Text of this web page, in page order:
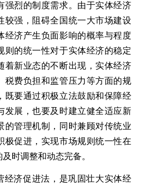
强烈的制度需求。由于实体经济
较强，阻碍全国统一大市场建设
经济产生负面影响的概率与程度
则的统一性对于实体经济的稳定
着新业态的不断出现，实体经济
税费负担和监管压力等方面的规
既要通过积极立法鼓励和保障经
发展，也要及时建立健全适应新
的管理机制，同时兼顾对传统业
极促进，实现市场规则统一性在
时调整和动态完备。
经济促进法，是巩固壮大实体经